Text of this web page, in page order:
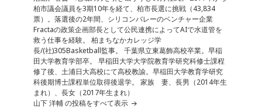
柏市議会議員を3期10年を経て、柏市長選に挑戦（43,834
票）。落選後の2年間、シリコンバレーのベンチャー企業
Fractaの政策企画部長として公民連携によってAIで水道管を
救う仕事を経験。 柏まちなかカレッジ学
長/(社)305Basketball監事。 千葉県立東葛飾高校卒業。早稲
田大学教育学部卒。 早稲田大学大学院教育学研究科修士課程
修了後、土浦日大高校にて高校教諭。早稲田大学教育学研究
科後期博士課程単位取得後退学。 家族 妻、長男（2014年生
まれ）、長女（2017年生まれ）
山下 洋輔 の投稿をすべて表示